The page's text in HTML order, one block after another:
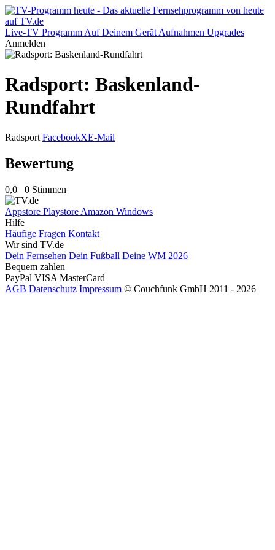
Live-TV Programm Auf Deinem Gerät Aufnahmen Upgrades
Anmelden
Radsport: Baskenland-
Rundfahrt
Radsport FacebookXE-Mail
Bewertung
0,0 0 Stimmen
Appstore Playstore Amazon Windows
Hilfe
Häufige Fragen Kontakt
Wir sind TV.de
Dein Fernsehen Dein Fußball Deine WM 2026
Bequem zahlen
PayPal VISA MasterCard
AGB Datenschutz Impressum © Couchfunk GmbH 2011 - 2026